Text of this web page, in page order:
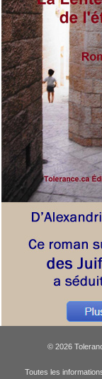
© 2026
Toutes les